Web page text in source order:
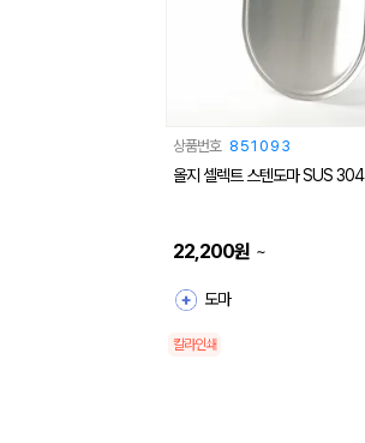
상품번호 851093
올지 셀렉트 스텐도마 SUS 304
22,200원 ~
도마
칼라인쇄